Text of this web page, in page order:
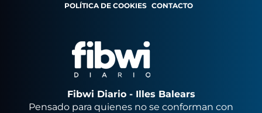
POLÍTICA DE COOKIES CONTACTO
Fibwi Diario - Illes Balears
Pensado para quienes no se conforman con